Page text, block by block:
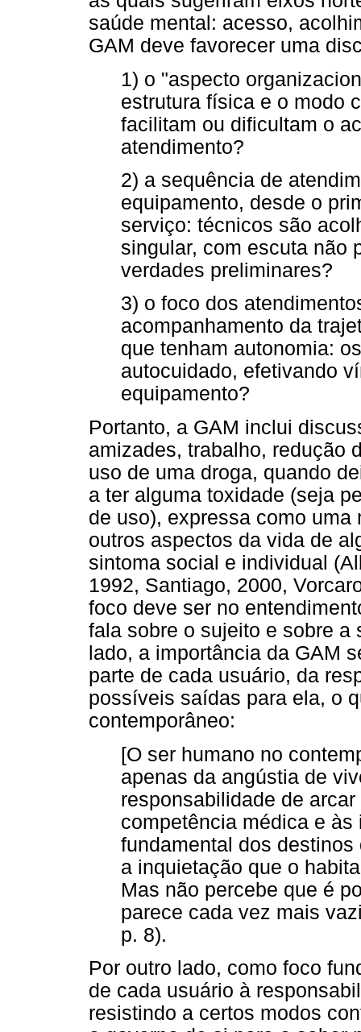
saúde mental: acesso,
GAM deve favorecer uma
1) o "aspecto
estrutura física e o modo
facilitam ou dificultam o
atendimento?
2) a sequência de
equipamento, desde o
serviço: técnicos são
singular, com escuta não
verdades preliminares?
3) o foco dos
acompanhamento da
que tenham autonomia:
autocuidado, efetivando
equipamento?
Portanto, a GAM inclui
amizades, trabalho, redução
uso de uma droga, quando
a ter alguma toxidade (seja
de uso), expressa como
outros aspectos da vida de
sintoma social e individual
1992, Santiago, 2000,
foco deve ser no
fala sobre o sujeito e sobre a
lado, a importância da GAM
parte de cada usuário, da
possíveis saídas para ela, o
contemporâneo:
[O ser humano no
apenas da angústia de
responsabilidade de
competência médica e
fundamental dos
a inquietação que o
Mas não percebe que é
parece cada vez mais
p. 8).
Por outro lado, como foco
de cada usuário à
resistindo a certos modos